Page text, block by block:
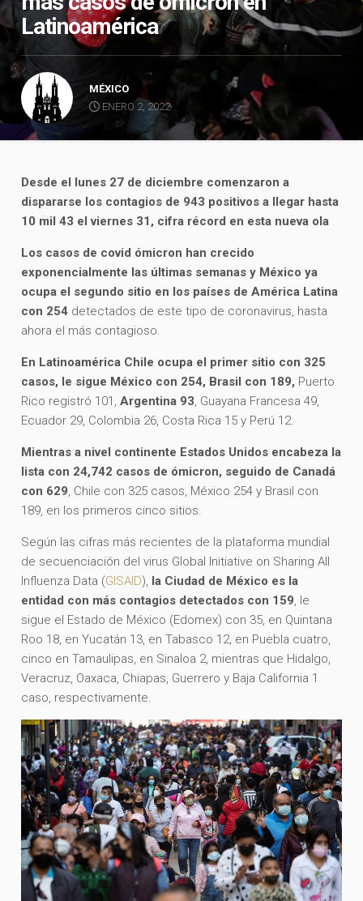
Latinoamérica
MÉXICO
ENERO 2, 2022
Desde el lunes 27 de diciembre comenzaron a
dispararse los contagios de 943 positivos a llegar hasta
10 mil 43 el viernes 31, cifra récord en esta nueva ola
Los casos de covid ómicron han crecido
exponencialmente las últimas semanas y México ya
ocupa el segundo sitio en los países de América Latina
con 254 detectados de este tipo de coronavirus, hasta
ahora el más contagioso.
En Latinoamérica Chile ocupa el primer sitio con 325
casos, le sigue México con 254, Brasil con 189, Puerto
Rico registró 101,Argentina 93, Guayana Francesa 49,
Ecuador 29, Colombia 26, Costa Rica 15 y Perú 12.
Mientras a nivel continente Estados Unidos encabeza la
lista con 24,742 casos de ómicron, seguido de Canadá
con 629, Chile con 325 casos, México 254 y Brasil con
189, en los primeros cinco sitios.
Según las cifras más recientes de la plataforma mundial
de secuenciación del virus Global Initiative on Sharing All
Influenza Data (GISAID), la Ciudad de México es la
entidad con más contagios detectados con 159, le
sigue el Estado de México (Edomex) con 35, en Quintana
Roo 18, en Yucatán 13, en Tabasco 12, en Puebla cuatro,
cinco en Tamaulipas, en Sinaloa 2, mientras que Hidalgo,
Veracruz, Oaxaca, Chiapas, Guerrero y Baja California 1
caso, respectivamente.